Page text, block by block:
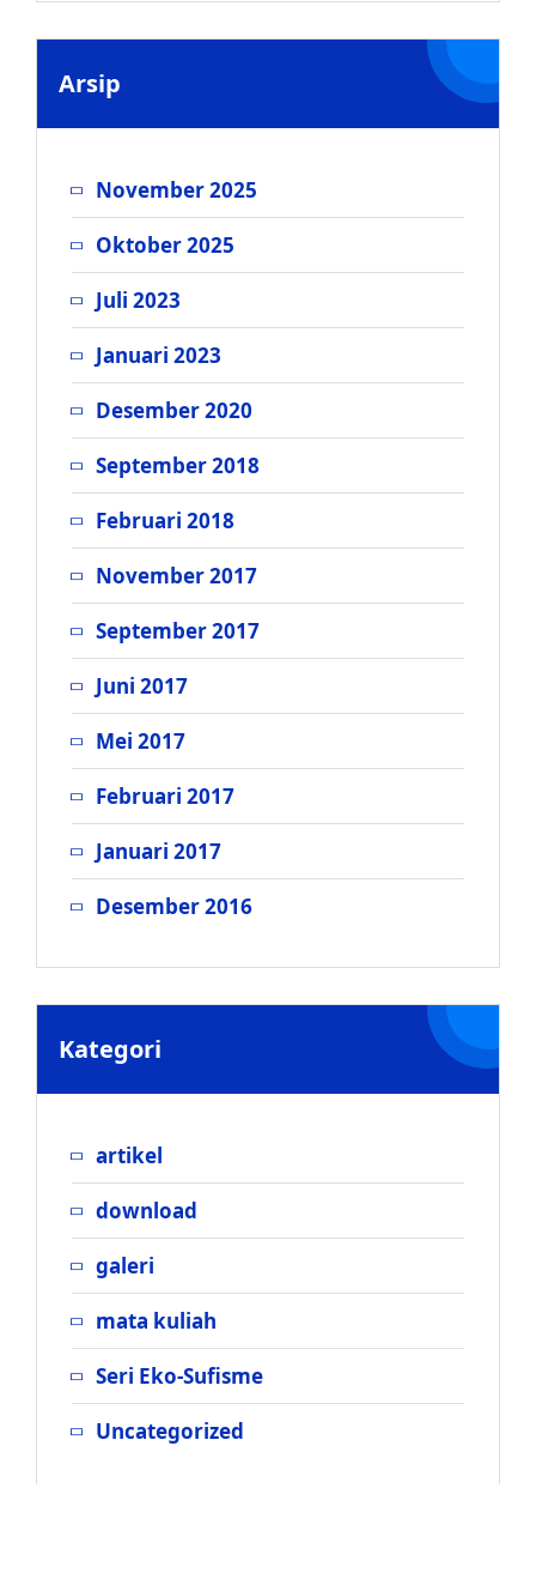
Arsip
November 2025
Oktober 2025
Juli 2023
Januari 2023
Desember 2020
September 2018
Februari 2018
November 2017
September 2017
Juni 2017
Mei 2017
Februari 2017
Januari 2017
Desember 2016
Kategori
artikel
download
galeri
mata kuliah
Seri Eko-Sufisme
Uncategorized